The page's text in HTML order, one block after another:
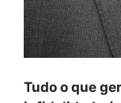
Tudo o que